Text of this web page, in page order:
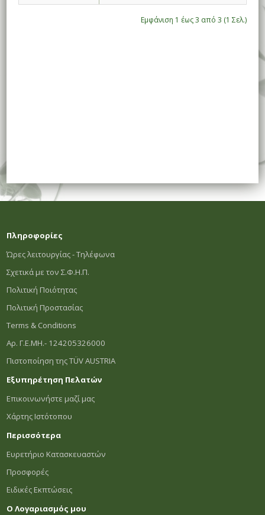
Εμφάνιση 1 έως 3 από 3 (1 Σελ.)
Πληροφορίες
Ώρες λειτουργίας - Τηλέφωνα
Σχετικά με τον Σ.Φ.Η.Π.
Πολιτική Ποιότητας
Πολιτική Προστασίας
Terms & Conditions
Αρ. Γ.Ε.ΜΗ.- 124205326000
Πιστοποίηση της TÜV AUSTRIA
Εξυπηρέτηση Πελατών
Επικοινωνήστε μαζί μας
Χάρτης Ιστότοπου
Περισσότερα
Ευρετήριο Κατασκευαστών
Προσφορές
Ειδικές Εκπτώσεις
Ο Λογαριασμός μου